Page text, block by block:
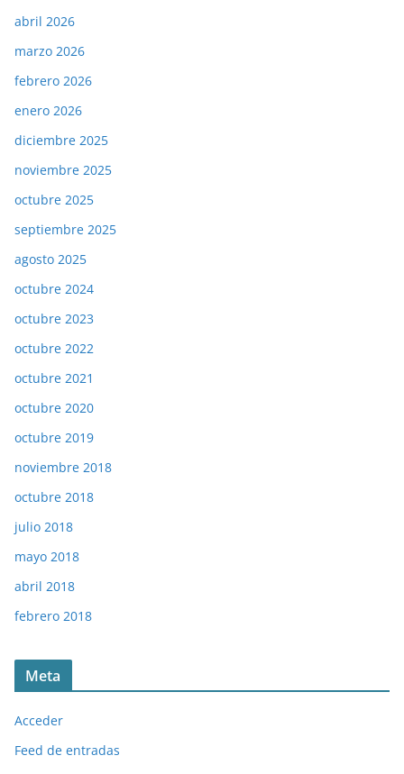
abril 2026
marzo 2026
febrero 2026
enero 2026
diciembre 2025
noviembre 2025
octubre 2025
septiembre 2025
agosto 2025
octubre 2024
octubre 2023
octubre 2022
octubre 2021
octubre 2020
octubre 2019
noviembre 2018
octubre 2018
julio 2018
mayo 2018
abril 2018
febrero 2018
Meta
Acceder
Feed de entradas